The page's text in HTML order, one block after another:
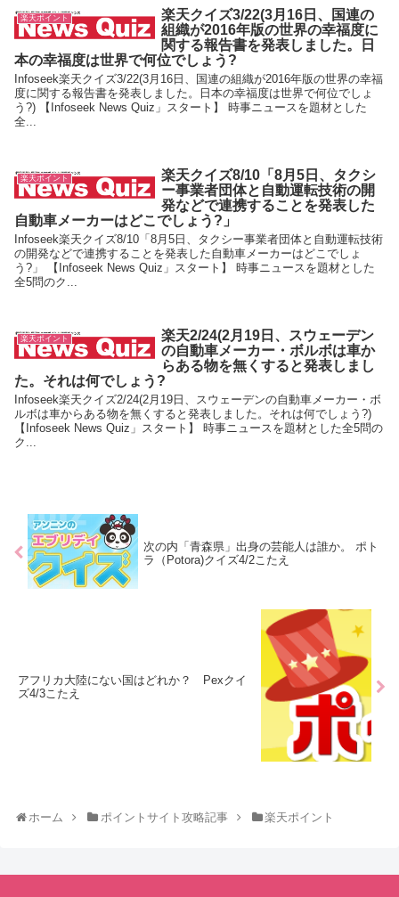
楽天ポイント
楽天クイズ3/22(3月16日、国連の
組織が2016年版の世界の幸福度に
関する報告書を発表しました。日
本の幸福度は世界で何位でしょう?
Infoseek楽天クイズ3/22(3月16日、国連の組織が2016年版の世界の幸福
度に関する報告書を発表しました。日本の幸福度は世界で何位でしょ
う?) 【Infoseek News Quiz」スタート】 時事ニュースを題材とした
全...
楽天ポイント
楽天クイズ8/10「8月5日、タクシ
ー事業者団体と自動運転技術の開
発などで連携することを発表した
自動車メーカーはどこでしょう?」
Infoseek楽天クイズ8/10「8月5日、タクシー事業者団体と自動運転技術
の開発などで連携することを発表した自動車メーカーはどこでしょ
う?」 【Infoseek News Quiz」スタート】 時事ニュースを題材とした
全5問のク...
楽天ポイント
楽天2/24(2月19日、スウェーデン
の自動車メーカー・ボルボは車か
らある物を無くすると発表しまし
た。それは何でしょう?
Infoseek楽天クイズ2/24(2月19日、スウェーデンの自動車メーカー・ボ
ルボは車からある物を無くすると発表しました。それは何でしょう?)
【Infoseek News Quiz」スタート】 時事ニュースを題材とした全5問の
ク...
次の内「青森県」出身の芸能人は誰か。 ポト
ラ（Potora)クイズ4/2こたえ
アフリカ大陸にない国はどれか？ Pexクイ
ズ4/3こたえ
ホーム ポイントサイト攻略記事 楽天ポイント